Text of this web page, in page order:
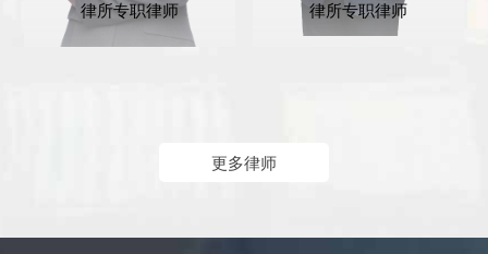
律所专职律师 律所专职律师
更多律师